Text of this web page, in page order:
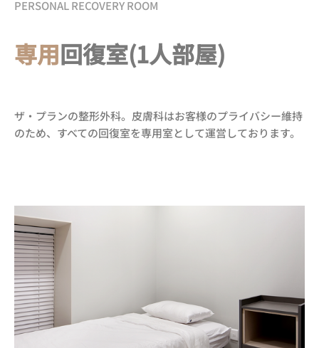
PERSONAL RECOVERY ROOM
専用回復室(1人部屋)
ザ・プランの整形外科。皮膚科はお客様のプライバシー維持
のため、すべての回復室を専用室として運営しております。